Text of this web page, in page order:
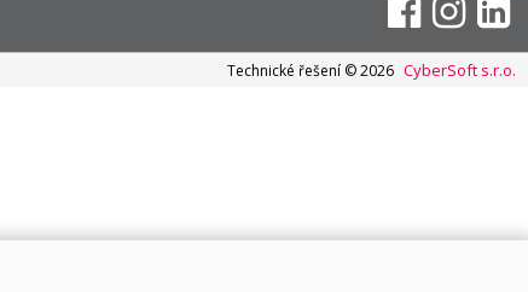
Technické řešení © 2026 CyberSoft s.r.o.